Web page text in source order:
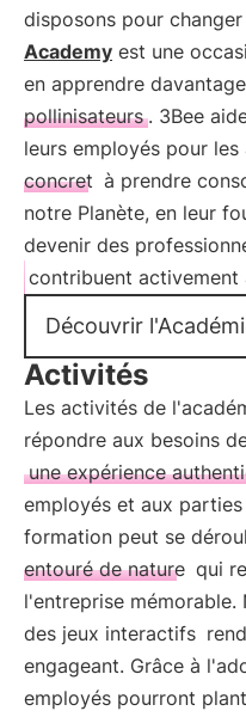
disposons pour
Academy est une
en apprendre
pollinisateurs . 3Bee
leurs employés pour les
concret à prendre
notre Planète, en leur
devenir des
contribuent
Découvrir
Activités
Les activités de
répondre aux besoins
une expérience
employés et aux
formation peut se
entouré de nature qui
l'entreprise mémorable.
des jeux interactifs
engageant. Grâce à
employés pourront